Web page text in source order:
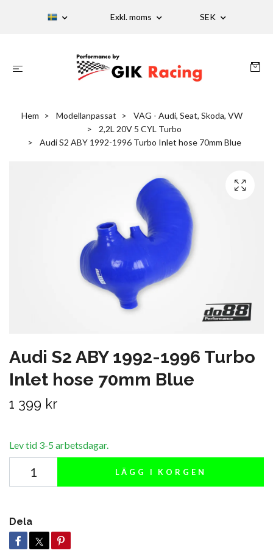
Exkl. moms SEK
Hem Modellanpassat
VAG - Audi, Seat, Skoda, VW
2,2L 20V 5 CYL Turbo
Audi S2 ABY 1992-1996 Turbo Inlet hose 70mm Blue
Audi S2 ABY 1992-1996 Turbo
Inlet hose 70mm Blue
1 399 kr
Lev tid 3-5 arbetsdagar.
LÄGG I KORGEN
Dela